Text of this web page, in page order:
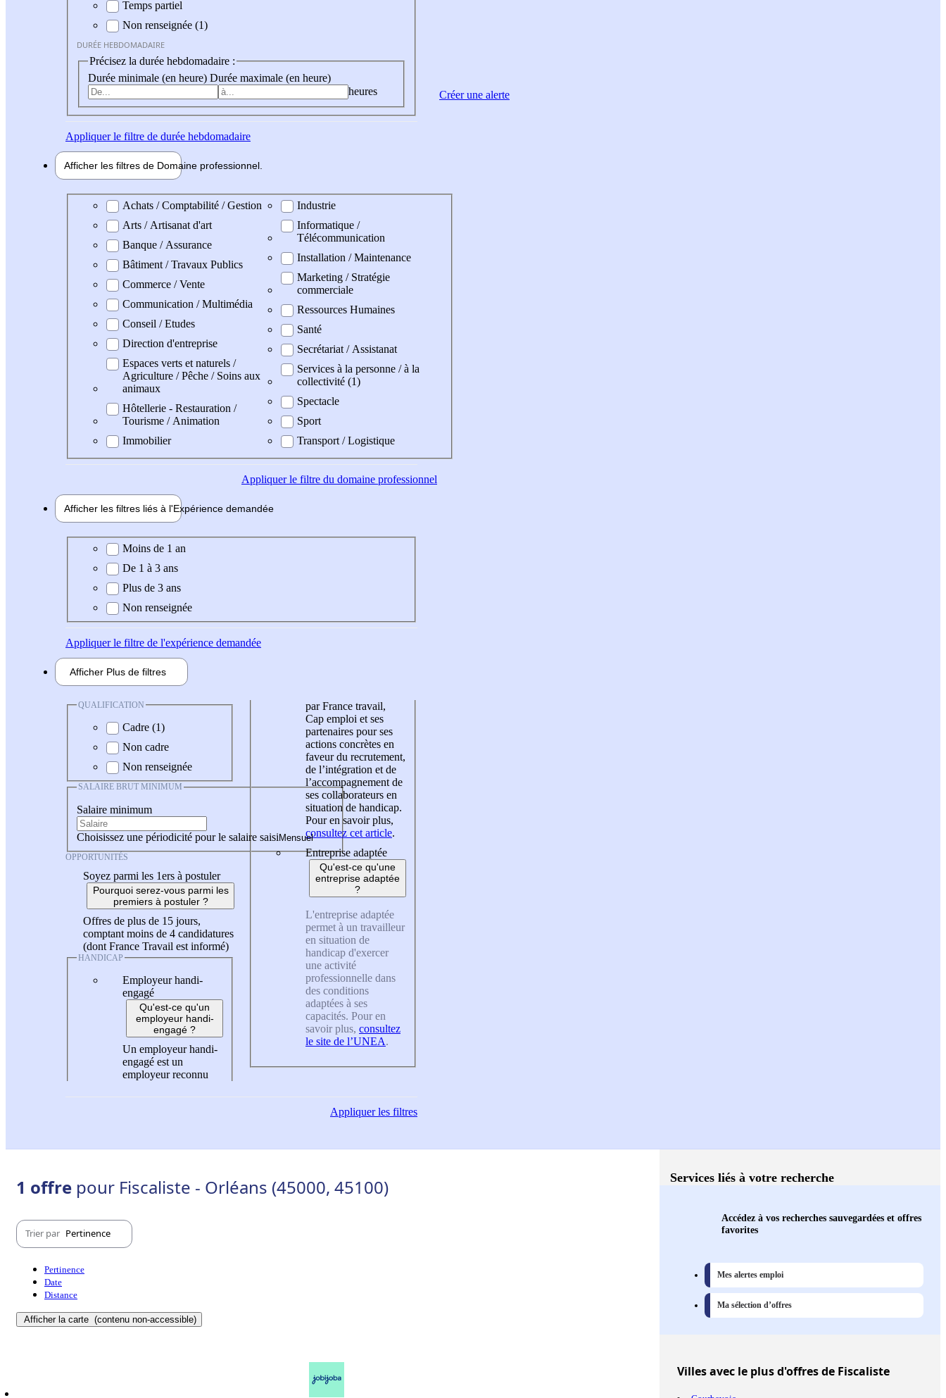
Temps partiel
Non renseignée (1)
DURÉE HEBDOMADAIRE
Précisez la durée hebdomadaire :
Durée minimale (en heure) Durée maximale (en heure)
heures
Appliquerle filtre de durée hebdomadaire
Afficher les filtres de Domaine professionnel
Domaine professionel
Achats / Comptabilité / Gestion
Arts / Artisanat d'art
Banque / Assurance
Bâtiment / Travaux Publics
Commerce / Vente
Communication / Multimédia
Conseil / Etudes
Direction d'entreprise
Espaces verts et naturels /
Agriculture / Pêche / Soins aux
animaux
Hôtellerie - Restauration /
Tourisme / Animation
Immobilier
Industrie
Informatique /
Télécommunication
Installation / Maintenance
Marketing / Stratégie
commerciale
Ressources Humaines
Santé
Secrétariat / Assistanat
Services à la personne / à la
collectivité (1)
Spectacle
Sport
Transport / Logistique
Appliquerle filtre du domaine professionnel
Afficher les filtres liés à l'Expérience demandée
Expérience demandée
Moins de 1 an
De 1 à 3 ans
Plus de 3 ans
Non renseignée
Appliquerle filtre de l'expérience demandée
Afficher Plus de filtres
QUALIFICATION
Cadre (1)
Non cadre
Non renseignée
SALAIRE BRUT MINIMUM
Salaire minimum
Choisissez une périodicité pour le salaire saisi
OPPORTUNITÉS
Soyez parmi les 1ers à postuler
Pourquoi serez-vous parmi les
premiers à postuler ?
Offres de plus de 15 jours,
comptant moins de 4 candidatures
(dont France Travail est informé)
HANDICAP
Employeur handi-
engagé
Qu'est-ce qu'un
employeur handi-
engagé ?
Un employeur handi-
engagé est un
employeur reconnu
par France travail,
Cap emploi et ses
partenaires pour ses
actions concrètes en
faveur du recrutement,
de l’intégration et de
l’accompagnement de
ses collaborateurs en
situation de handicap.
Pour en savoir plus,
consultez cet article.
Entreprise adaptée
Qu'est-ce qu'une
entreprise adaptée
?
L'entreprise adaptée
permet à un travailleur
en situation de
handicap d'exercer
une activité
professionnelle dans
des conditions
adaptées à ses
capacités. Pour en
savoir plus, consultez
le site de l’UNEA.
Appliquerles filtres
Créer une alerte
1 offre pour Fiscaliste - Orléans (45000, 45100)
Trier par Pertinence
Pertinence
Date
Distance
Afficher la carte (contenu non-accessible)
Services liés à votre recherche
Accédez à vos recherches sauvegardées et offres
favorites
Mes alertes emploi
Ma sélection d’offres
Villesavec le plus d'offres de Fiscaliste